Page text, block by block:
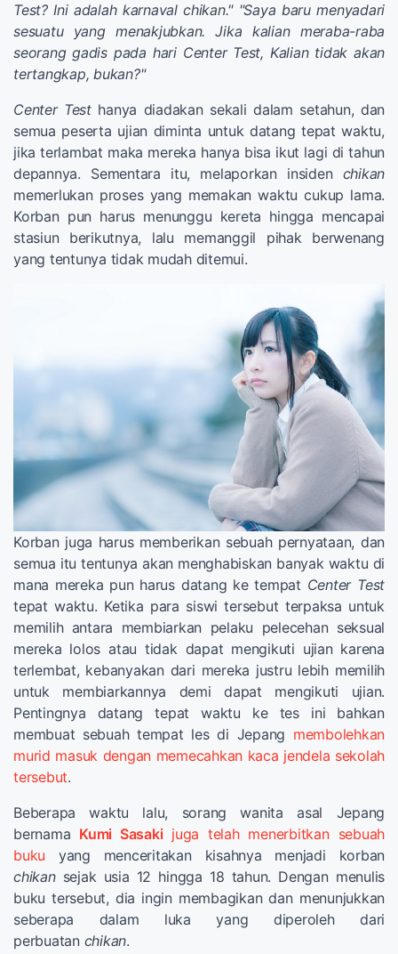
Test? Ini adalah karnaval chikan." "Saya baru menyadari
sesuatu yang menakjubkan. Jika kalian meraba-raba
seorang gadis pada hari Center Test, Kalian tidak akan
tertangkap, bukan?"
Center Testhanya diadakan sekali dalam setahun, dan
semua peserta ujian diminta untuk datang tepat waktu,
jika terlambat maka mereka hanya bisa ikut lagi di tahun
depannya. Sementara itu, melaporkan insiden chikan
memerlukan proses yang memakan waktu cukup lama.
Korban pun harus menunggu kereta hingga mencapai
stasiun berikutnya, lalu memanggil pihak berwenang
yang tentunya tidak mudah ditemui.
Korban juga harus memberikan sebuah pernyataan, dan
semua itu tentunya akan menghabiskan banyak waktu di
mana mereka pun harus datang ke tempat Center Test
tepat waktu. Ketika para siswi tersebut terpaksa untuk
memilih antara membiarkan pelaku pelecehan seksual
mereka lolos atau tidak dapat mengikuti ujian karena
terlembat, kebanyakan dari mereka justru lebih memilih
untuk membiarkannya demi dapat mengikuti ujian.
Pentingnya datang tepat waktu ke tes ini bahkan
membuat sebuah tempat les di Jepang membolehkan
murid masuk dengan memecahkan kaca jendela sekolah
tersebut.
Beberapa waktu lalu, sorang wanita asal Jepang
bernama Kumi Sasaki juga telah menerbitkan sebuah
buku yang menceritakan kisahnya menjadi korban
chikansejak usia 12 hingga 18 tahun. Dengan menulis
buku tersebut, dia ingin membagikan dan menunjukkan
seberapa dalam luka yang diperoleh dari
perbuatan chikan.